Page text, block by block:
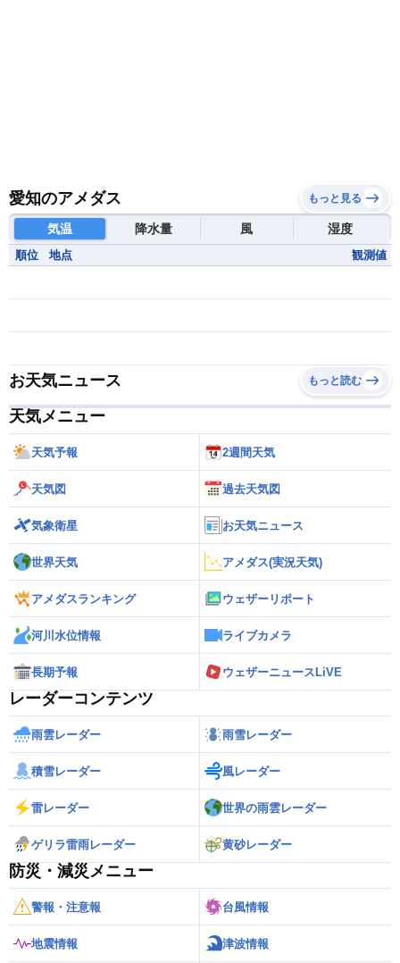
愛知のアメダス もっと見る
気温 降水量 風 湿度
順位 地点 観測値
お天気ニュース もっと読む
天気メニュー
天気予報 2週間天気
天気図 過去天気図
気象衛星 お天気ニュース
世界天気 アメダス(実況天気)
アメダスランキング ウェザーリポート
河川水位情報 ライブカメラ
長期予報 ウェザーニュースLiVE
レーダーコンテンツ
雨雲レーダー 雨雪レーダー
積雪レーダー 風レーダー
雷レーダー 世界の雨雲レーダー
ゲリラ雷雨レーダー 黄砂レーダー
防災・減災メニュー
警報・注意報 台風情報
地震情報 津波情報